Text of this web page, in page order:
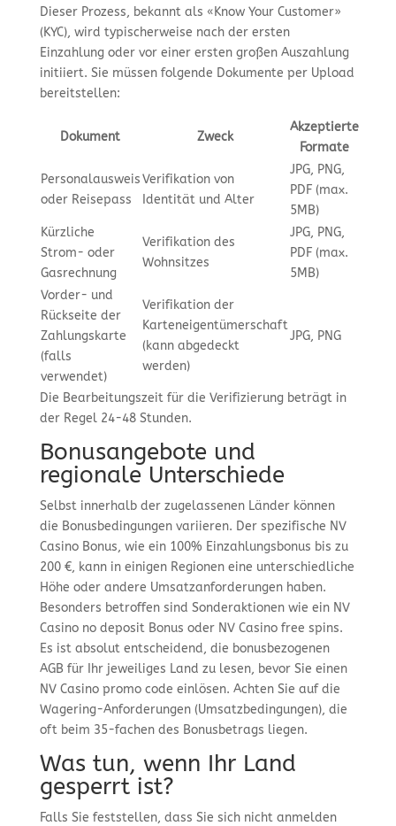
Dieser Prozess, bekannt als «Know Your Customer»
(KYC), wird typischerweise nach der ersten
Einzahlung oder vor einer ersten großen Auszahlung
initiiert. Sie müssen folgende Dokumente per Upload
bereitstellen:
Dokument Zweck
Akzeptierte
Formate
Personalausweis
oder Reisepass
Verifikation von
Identität und Alter
JPG, PNG,
PDF (max.
5MB)
Kürzliche
Strom- oder
Gasrechnung
Verifikation des
Wohnsitzes
JPG, PNG,
PDF (max.
5MB)
Vorder- und
Rückseite der
Zahlungskarte
(falls
verwendet)
Verifikation der
Karteneigentümerschaft
(kann abgedeckt
werden)
JPG, PNG
Die Bearbeitungszeit für die Verifizierung beträgt in
der Regel 24-48 Stunden.
Bonusangebote und
regionale Unterschiede
Selbst innerhalb der zugelassenen Länder können
die Bonusbedingungen variieren. Der spezifische NV
Casino Bonus, wie ein 100% Einzahlungsbonus bis zu
200 €, kann in einigen Regionen eine unterschiedliche
Höhe oder andere Umsatzanforderungen haben.
Besonders betroffen sind Sonderaktionen wie ein NV
Casino no deposit Bonus oder NV Casino free spins.
Es ist absolut entscheidend, die bonusbezogenen
AGB für Ihr jeweiliges Land zu lesen, bevor Sie einen
NV Casino promo code einlösen. Achten Sie auf die
Wagering-Anforderungen (Umsatzbedingungen), die
oft beim 35-fachen des Bonusbetrags liegen.
Was tun, wenn Ihr Land
gesperrt ist?
Falls Sie feststellen, dass Sie sich nicht anmelden